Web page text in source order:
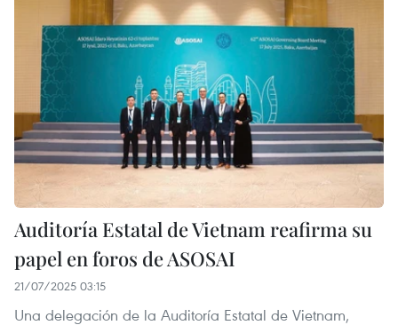
Auditoría Estatal de Vietnam reafirma su
papel en foros de ASOSAI
21/07/2025 03:15
Una delegación de la Auditoría Estatal de Vietnam,